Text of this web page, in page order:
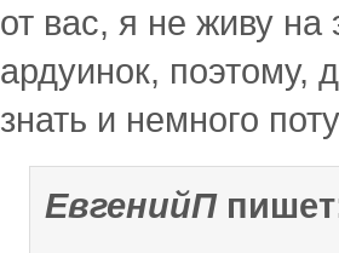
от вас, я не живу
ардуинок, поэтому,
знать и немного
ЕвгенийП